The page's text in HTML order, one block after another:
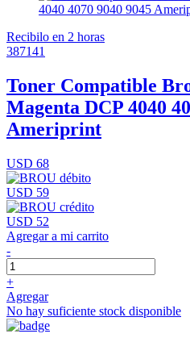
Recibilo en 2 horas
387141
Toner Compatible
Magenta DCP 4040
Ameriprint
USD 68
USD 59
USD 52
Agregar a mi carrito
-
+
Agregar
No hay suficiente stock disponible